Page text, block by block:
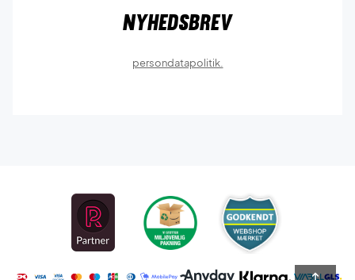
Nyhedsbrev
persondatapolitik.